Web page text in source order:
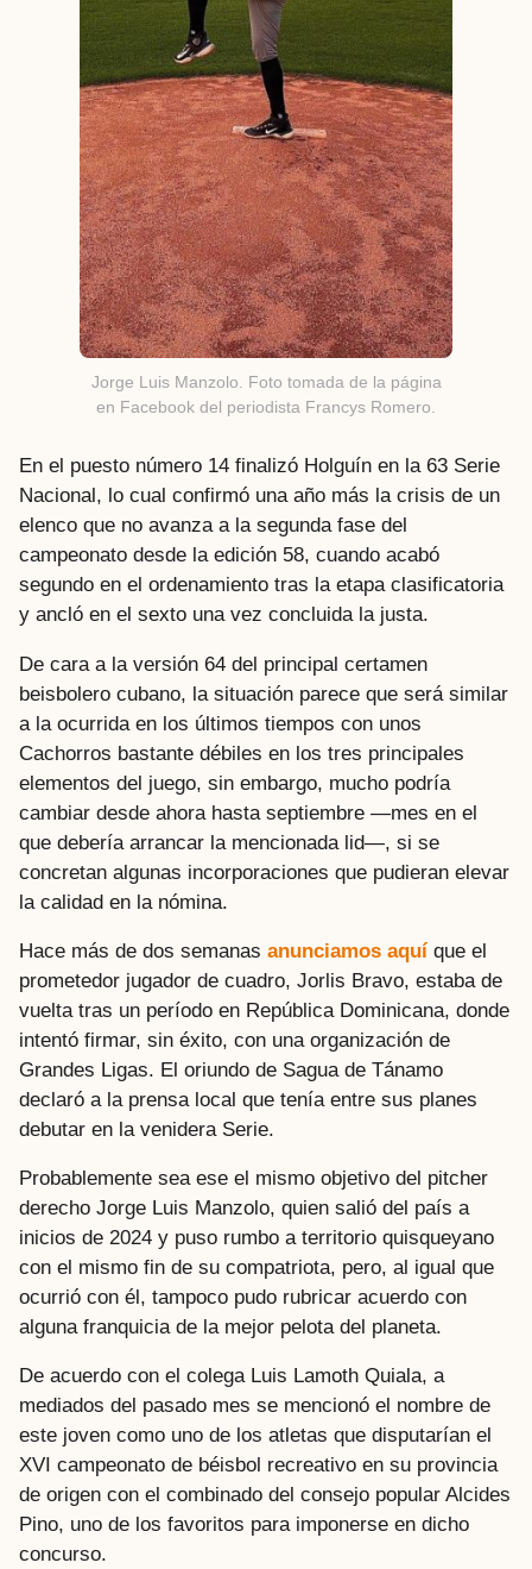
Jorge Luis Manzolo. Foto tomada de la página
en Facebook del periodista Francys Romero.
En el puesto número 14 finalizó Holguín en la 63 Serie
Nacional, lo cual confirmó una año más la crisis de un
elenco que no avanza a la segunda fase del
campeonato desde la edición 58, cuando acabó
segundo en el ordenamiento tras la etapa clasificatoria
y ancló en el sexto una vez concluida la justa.
De cara a la versión 64 del principal certamen
beisbolero cubano, la situación parece que será similar
a la ocurrida en los últimos tiempos con unos
Cachorros bastante débiles en los tres principales
elementos del juego, sin embargo, mucho podría
cambiar desde ahora hasta septiembre —mes en el
que debería arrancar la mencionada lid—, si se
concretan algunas incorporaciones que pudieran elevar
la calidad en la nómina.
Hace más de dos semanas anunciamos aquí que el
prometedor jugador de cuadro, Jorlis Bravo, estaba de
vuelta tras un período en República Dominicana, donde
intentó firmar, sin éxito, con una organización de
Grandes Ligas. El oriundo de Sagua de Tánamo
declaró a la prensa local que tenía entre sus planes
debutar en la venidera Serie.
Probablemente sea ese el mismo objetivo del pitcher
derecho Jorge Luis Manzolo, quien salió del país a
inicios de 2024 y puso rumbo a territorio quisqueyano
con el mismo fin de su compatriota, pero, al igual que
ocurrió con él, tampoco pudo rubricar acuerdo con
alguna franquicia de la mejor pelota del planeta.
De acuerdo con el colega Luis Lamoth Quiala, a
mediados del pasado mes se mencionó el nombre de
este joven como uno de los atletas que disputarían el
XVI campeonato de béisbol recreativo en su provincia
de origen con el combinado del consejo popular Alcides
Pino, uno de los favoritos para imponerse en dicho
concurso.